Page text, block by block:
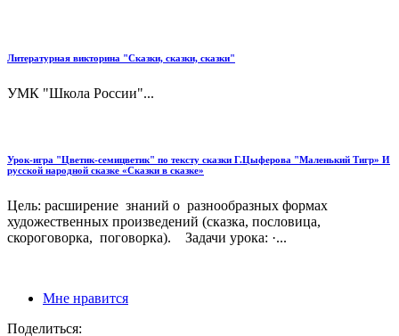
Литературная викторина "Сказки, сказки, сказки"
УМК "Школа России"...
Урок-игра "Цветик-семицветик" по тексту сказки Г.Цыферова "Маленький Тигр» И
русской народной сказке «Сказки в сказке»
Цель: расширение знаний о разнообразных формах
художественных произведений (сказка, пословица,
скороговорка, поговорка). Задачи урока: ·...
Мне нравится
Поделиться: